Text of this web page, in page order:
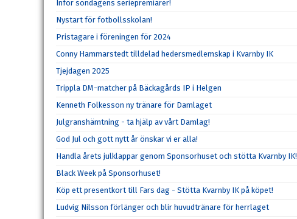
Inför söndagens seriepremiärer!
Nystart för fotbollsskolan!
Pristagare i föreningen för 2024
Conny Hammarstedt tilldelad hedersmedlemskap i Kvarnby IK
Tjejdagen 2025
Trippla DM-matcher på Bäckagårds IP i Helgen
Kenneth Folkesson ny tränare för Damlaget
Julgranshämtning - ta hjälp av vårt Damlag!
God Jul och gott nytt år önskar vi er alla!
Handla årets julklappar genom Sponsorhuset och stötta Kvarnby IK!
Black Week på Sponsorhuset!
Köp ett presentkort till Fars dag - Stötta Kvarnby IK på köpet!
Ludvig Nilsson förlänger och blir huvudtränare för herrlaget